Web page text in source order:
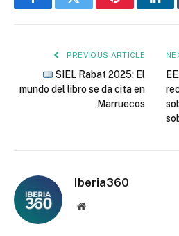
FacebookTwitter Pinterest
PREVIOUS ARTICLE
SIEL Rabat 2025: El
mundo del libro se da cita en
Marruecos
Iberia360
Website